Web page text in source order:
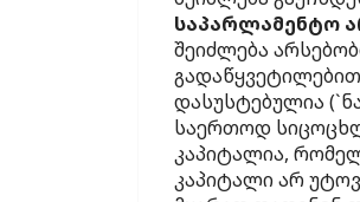
საპარლამენტო
შეიძლება
დასუსტებულია
საერთოდ
კაპიტალია,
კაპიტალი არ